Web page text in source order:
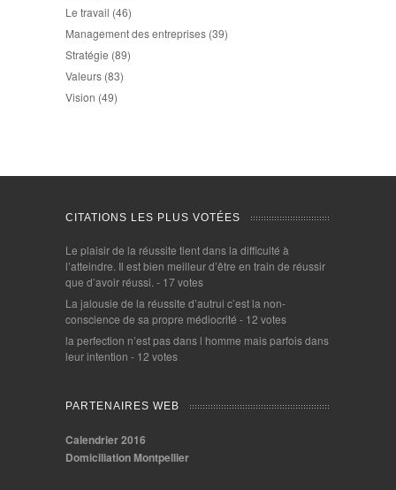
Le travail (46)
Management des entreprises (39)
Stratégie (89)
Valeurs (83)
Vision (49)
CITATIONS LES PLUS VOTÉES
Le plaisir de la réussite tient dans la difficulté à
l’atteindre. Il est bien meilleur d’être en train de réussir
que d’avoir réussi. - 17 votes
La jalousie de la réussite d’autrui c’est la non-
conscience de sa propre médiocrité - 12 votes
la perfection n’est pas dans l homme mais parfois dans
leur intention - 12 votes
PARTENAIRES WEB
Calendrier 2016
Domiciliation Montpellier